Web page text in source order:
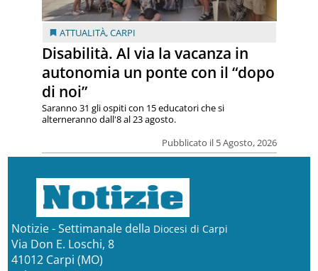
ATTUALITÀ,CARPI
Disabilità. Al via la vacanza in
autonomia un ponte con il “dopo
di noi”
Pubblicato il 5 Agosto, 2026
Saranno 31 gli ospiti con 15 educatori che si
alterneranno dall'8 al 23 agosto.
Notizie - Settimanale della Diocesi di Carpi
Via Don E. Loschi, 8
41012 Carpi (MO)